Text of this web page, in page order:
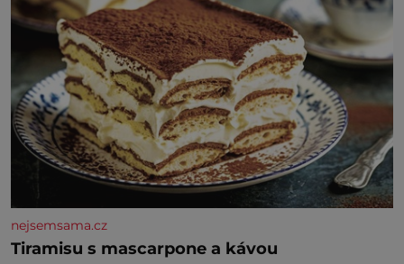
nejsemsama.cz
Tiramisu s mascarpone a kávou